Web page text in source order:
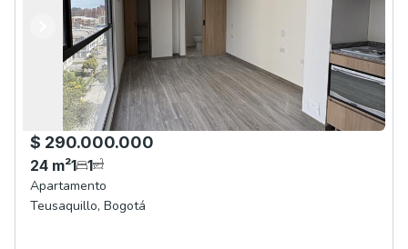
Anterior
Siguiente
$ 290.000.000
24 m²1 1
Apartamento
Teusaquillo, Bogotá